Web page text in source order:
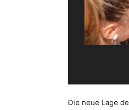
Die neue Lage